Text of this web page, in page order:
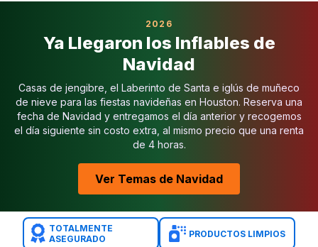
: Entregado, sanitizado y
Tiny Yard Series: El Castillo Rosa y Púrpura
Favoritos de Personajes : A los pequeños les
Opciones Únicas: Destacados como el Brincolín
Castillos Clásicos : ElCastillo Rosa,Castillo Rojo
Enfría las cosas contoboganes acuáticos en Deer
Dale variedad a grupos de edades mixtas con
Agrega energía para adolescentes con
Desafía a los niños mayores concursos de
Crea sombra y asientos para familias con
2026
Ya Llegaron los Inflables de
Navidad
Casas de jengibre, el Laberinto de Santa e iglús de muñeco
de nieve para las fiestas navideñas en Houston. Reserva una
fecha de Navidad y entregamos el día anterior y recogemos
el día siguiente sin costo extra, al mismo precio que una renta
de 4 horas.
Ver Temas de Navidad
TOTALMENTE
ASEGURADO
PRODUCTOS LIMPIOS